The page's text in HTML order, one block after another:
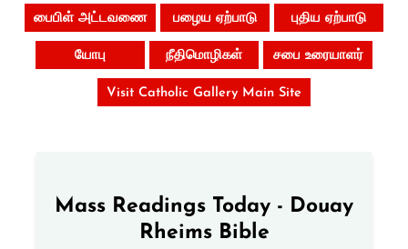
பைபிள் அட்டவணை பழைய ஏற்பாடு புதிய ஏற்பாடு
யோபு நீதிமொழிகள் சபை உரையாளர்
Visit Catholic Gallery Main Site
Mass Readings Today - Douay
Rheims Bible